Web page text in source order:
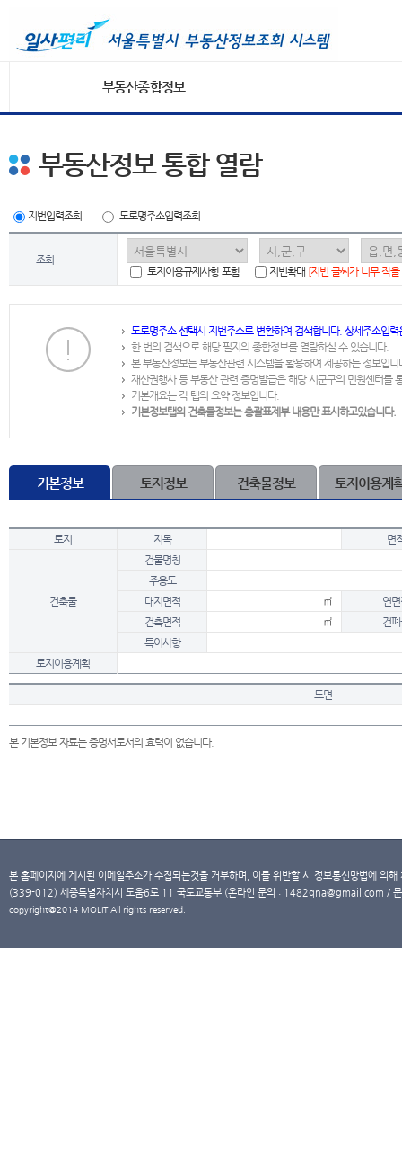
부동산종합정보
부동산정보 통합 열람
지번입력조회 도로명주소입력조회
조회
토지이용규제사항 포함
지번확대 [지번 글씨가 너무 작
도로명주소 선택시 지번주소로 변환하여 검색합니다. 상세주소입
한 번의 검색으로 해당 필지의 종합정보를 열람하실 수 있습니다.
본 부동산정보는 부동산관련 시스템을 활용하여 제공하는 정보입니
재산권행사 등 부동산 관련 증명발급은 해당 시군구의 민원센터를
기본개요는 각 탭의 요약 정보입니다.
기본정보탭의 건축물정보는 총괄표제부 내용만 표시하고있습니다.
기본정보 토지정보 건축물정보 토지이용계
토지 지목 면
건축물
건물명칭
주용도
대지면적
㎡
연
건축면적
㎡
건
특이사항
토지이용계획
도면
본 기본정보 자료는 증명서로서의 효력이 없습니다.
본 홈페이지에 게시된 이메일주소가 수집되는것을 거부하며, 이를 위반할 시 정보통신망법에 의
(339-012) 세종특별자치시 도움6로 11 국토교통부 (온라인 문의 : 1482qna@gmail.com /
copyright@2014 MOLIT All rights reserved.